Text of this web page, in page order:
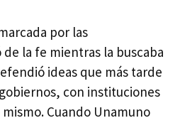
por las
la fe mientras la buscaba
ideas que más tarde
con instituciones
Cuando Unamuno